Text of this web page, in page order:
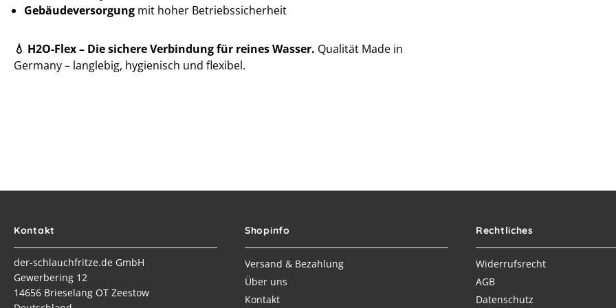
Gebäudeversorgung mit hoher Betriebssicherheit
💧 H2O-Flex – Die sichere Verbindung für reines Wasser. Qualität Made in
Germany – langlebig, hygienisch und flexibel.
Kontakt
der-schlauchfritze.de GmbH
Gewerbering 12
14656 Brieselang OT Zeestow
Shopinfo
Versand & Bezahlung
Über uns
Kontakt
Rechtliches
Widerrufsrecht
AGB
Datenschutz